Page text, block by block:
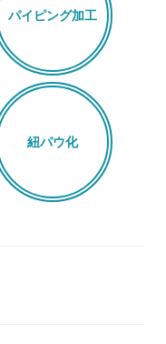
パイピング加工
紐パウ化